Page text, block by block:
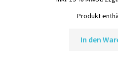
Produkt
In den